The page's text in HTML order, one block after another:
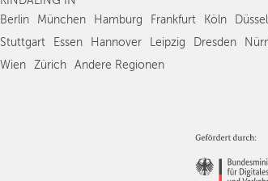
Stuttgart
Nürnberg
Wien
Zürich
Berlin
München Hamburg Frankfurt Köln
Stuttgart
Essen Hannover Leipzig Dresden
Wien
Zürich Andere Regionen